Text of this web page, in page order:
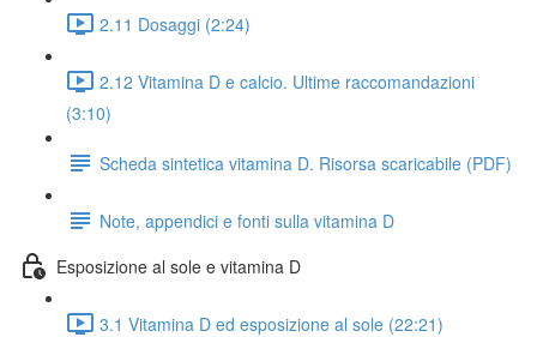
2.11 Dosaggi (2:24)
2.12 Vitamina D e calcio. Ultime raccomandazioni
(3:10)
Scheda sintetica vitamina D. Risorsa scaricabile (PDF)
Note, appendici e fonti sulla vitamina D
Esposizione al sole e vitamina D
3.1 Vitamina D ed esposizione al sole (22:21)